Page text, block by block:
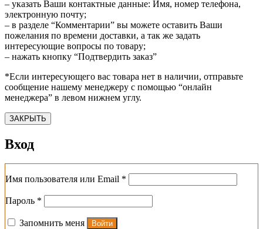
– указать Ваши контактные данные: Имя, номер телефона,
электронную почту;
– в разделе “Комментарии” вы можете оставить Ваши
пожелания по времени доставки, а так же задать
интересующие вопросы по товару;
– нажать кнопку “Подтвердить заказ”
*Если интересующего вас товара нет в наличии, отправьте
сообщение нашему менеджеру с помощью “онлайн
менеджера” в левом нижнем углу.
ЗАКРЫТЬ
Вход
Имя пользователя или Email *
Пароль *
Запомнить меня Войти